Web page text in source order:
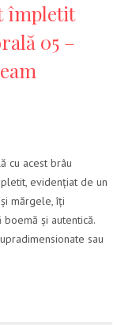
împletit
05 –
cu acest brâu
evidențiat de un
mărgele, îți
și autentică.
sau